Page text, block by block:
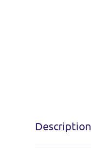
Description